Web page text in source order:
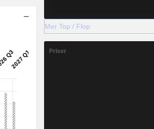
Mer Top / Flop
Priser